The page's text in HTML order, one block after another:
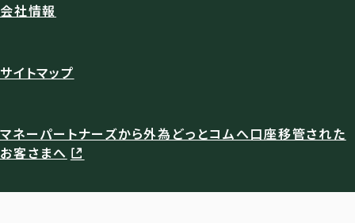
会社情報
サイトマップ
マネーパートナーズから外為どっとコムへ口座移管された
お客さまへ